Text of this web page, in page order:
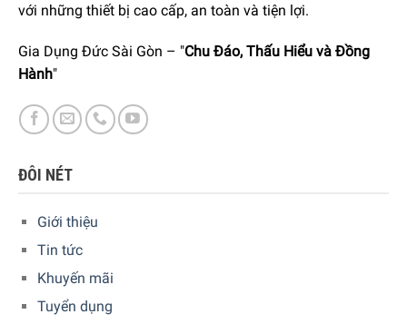
với những thiết bị cao cấp, an toàn và tiện lợi.
Gia Dụng Đức Sài Gòn – "Chu Đáo, Thấu Hiểu và Đồng
Hành"
ĐÔI NÉT
Giới thiệu
Tin tức
Khuyến mãi
Tuyển dụng